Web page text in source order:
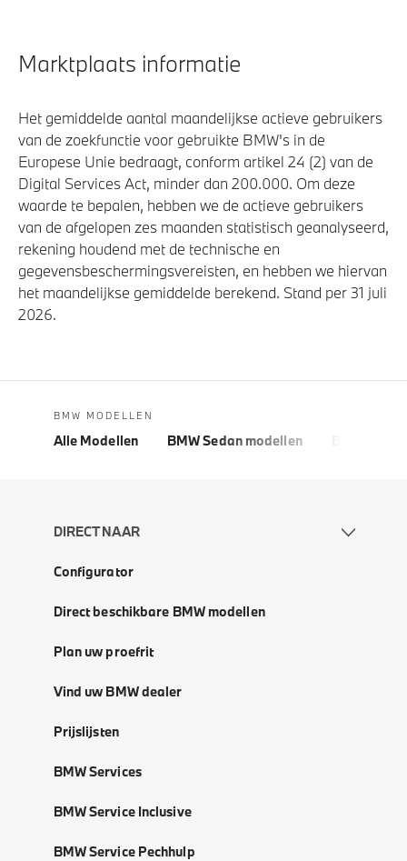
Marktplaats informatie
Het gemiddelde aantal maandelijkse actieve gebruikers
van de zoekfunctie voor gebruikte BMW's in de
Europese Unie bedraagt, conform artikel 24 (2) van de
Digital Services Act, minder dan 200.000. Om deze
waarde te bepalen, hebben we de actieve gebruikers
van de afgelopen zes maanden statistisch geanalyseerd,
rekening houdend met de technische en
gegevensbeschermingsvereisten, en hebben we hiervan
het maandelijkse gemiddelde berekend. Stand per 31 juli
2026.
BMW MODELLEN
Alle Modellen BMW Sedan modellen
DIRECT NAAR
Configurator
Direct beschikbare BMW modellen
Plan uw proefrit
Vind uw BMW dealer
Prijslijsten
BMW Services
BMW Service Inclusive
BMW Service Pechhulp